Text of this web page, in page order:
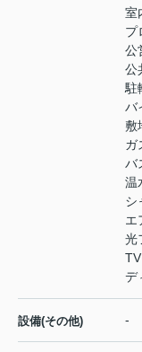
室
プ
公
公
駐
バ
敷
ガ
バ
温
シ
エ
光
デ
設備(その他) -